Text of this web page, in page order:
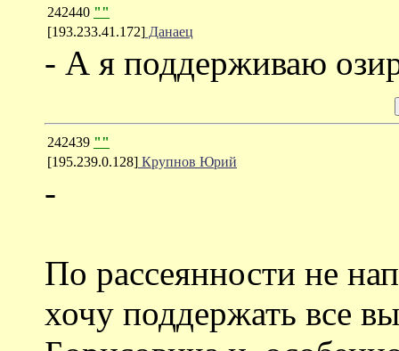
242440 ""
[193.233.41.172] Данаец
- А я поддерживаю
242439 ""
[195.239.0.128] Крупнов Юрий
-
По рассеянности не
хочу поддержать все